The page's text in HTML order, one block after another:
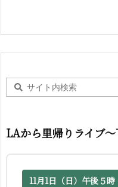
LAから里帰りライブ
11月1日（日）午後５時